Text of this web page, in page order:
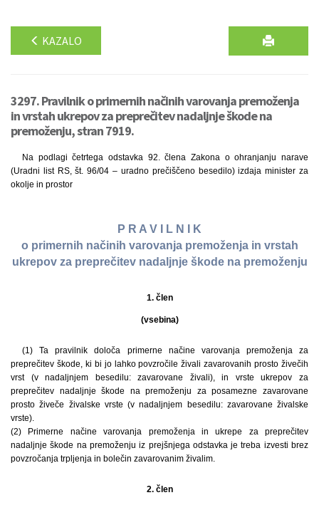
KAZALO
3297. Pravilnik o primernih načinih varovanja premoženja
in vrstah ukrepov za preprečitev nadaljnje škode na
premoženju, stran 7919.
Na podlagi četrtega odstavka 92. člena Zakona o ohranjanju narave
(Uradni list RS, št. 96/04 – uradno prečiščeno besedilo) izdaja minister za
okolje in prostor
P R A V I L N I K
o primernih načinih varovanja premoženja in vrstah
ukrepov za preprečitev nadaljnje škode na premoženju
1. člen
(vsebina)
(1) Ta pravilnik določa primerne načine varovanja premoženja za
preprečitev škode, ki bi jo lahko povzročile živali zavarovanih prosto živečih
vrst (v nadaljnjem besedilu: zavarovane živali), in vrste ukrepov za
preprečitev nadaljnje škode na premoženju za posamezne zavarovane
prosto živeče živalske vrste (v nadaljnjem besedilu: zavarovane živalske
vrste).
(2) Primerne načine varovanja premoženja in ukrepe za preprečitev
nadaljnje škode na premoženju iz prejšnjega odstavka je treba izvesti brez
povzročanja trpljenja in bolečin zavarovanim živalim.
2. člen